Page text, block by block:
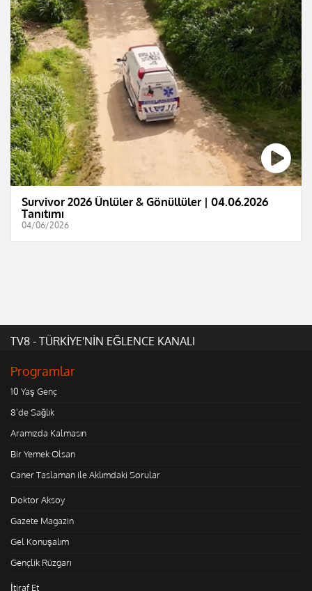
Survivor 2026 Ünlüler & Gönüllüler | 04.06.2026
Tanıtımı
04/06/2026
TV8 - TÜRKİYE'NİN EĞLENCE KANALI
Programlar
10 Yaş Genç
8'de Sağlık
Aramızda Kalmasın
Bir Yemek Olsan
Caner Taslaman ile Aklımdaki Sorular
Doktor Aksoy
Gazete Magazin
Gel Konuşalım
Gençlik Rüzgarı
İtiraf Et